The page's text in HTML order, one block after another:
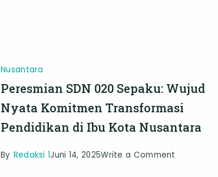
Nusantara
Peresmian SDN 020 Sepaku: Wujud
Nyata Komitmen Transformasi
Pendidikan di Ibu Kota Nusantara
By Redaksi 1Juni 14, 2025Write a Comment